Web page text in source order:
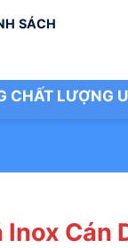
SÁCH
CHẤT LƯỢNG
Inox Cán